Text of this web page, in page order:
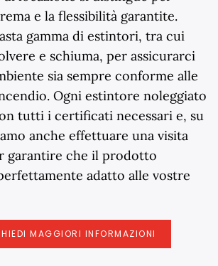
e la flessibilità garantite.
gamma di estintori, tra cui
e schiuma, per assicurarci
sia sempre conforme alle
Ogni estintore noleggiato
tutti i certificati necessari e, su
anche effettuare una visita
garantire che il prodotto
adatto alle vostre
MAGGIORI INFORMAZIONI